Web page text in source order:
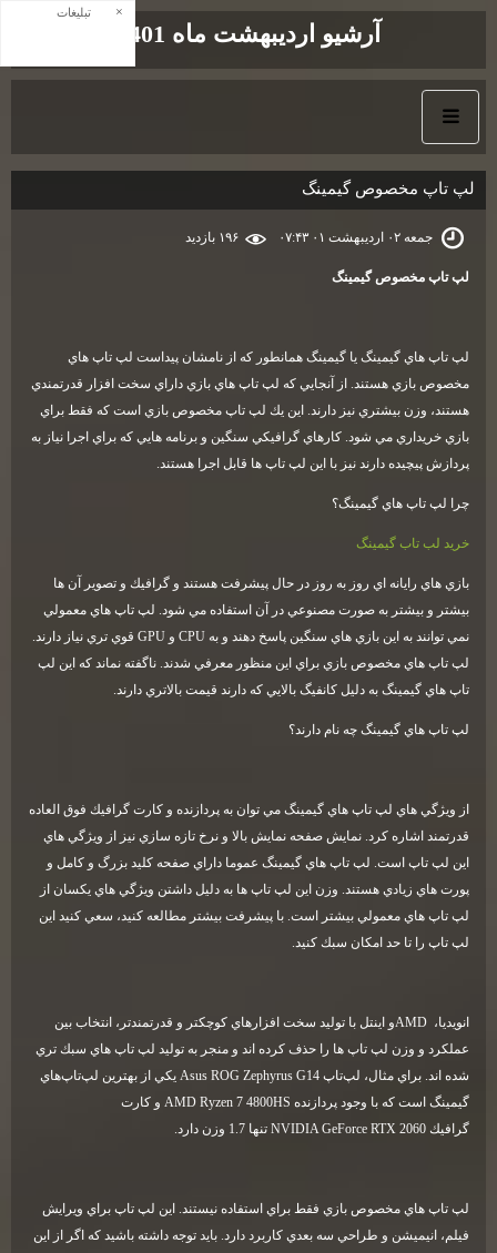
آرشیو اردیبهشت ماه 1401
لپ تاپ مخصوص گيمينگ
جمعه ۰۲ اردیبهشت ۰۱ ۰۷:۴۳
لپ تاپ مخصوص گيمينگ
لپ تاپ هاي گيمينگ يا گيمينگ همانطور كه از نامشان پيداست لپ تاپ هاي
مخصوص بازي هستند. از آنجايي كه لپ تاپ هاي بازي داراي سخت افزار قدرتمندي
هستند، وزن بيشتري نيز دارند. اين يك لپ تاپ مخصوص بازي است كه فقط براي
بازي خريداري مي شود. كارهاي گرافيكي سنگين و برنامه هايي كه براي اجرا نياز به
پردازش پيچيده دارند نيز با اين لپ تاپ ها قابل اجرا هستند.
چرا لپ تاپ هاي گيمينگ؟
خريد لب تاب گيمينگ
بازي هاي رايانه اي روز به روز در حال پيشرفت هستند و گرافيك و تصوير آن ها
بيشتر و بيشتر به صورت مصنوعي در آن استفاده مي شود. لپ تاپ هاي معمولي
نمي توانند به اين بازي هاي سنگين پاسخ دهند و به CPU و GPU قوي تري نياز دارند.
لپ تاپ هاي مخصوص بازي براي اين منظور معرفي شدند. ناگفته نماند كه اين لپ
تاپ هاي گيمينگ به دليل كانفيگ بالايي كه دارند قيمت بالاتري دارند.
لپ تاپ هاي گيمينگ چه نام دارند؟
از ويژگي هاي لپ تاپ هاي گيمينگ مي توان به پردازنده و كارت گرافيك فوق العاده
قدرتمند اشاره كرد. نمايش صفحه نمايش بالا و نرخ تازه سازي نيز از ويژگي هاي
اين لپ تاپ است. لپ تاپ هاي گيمينگ عموما داراي صفحه كليد بزرگ و كامل و
پورت هاي زيادي هستند. وزن اين لپ تاپ ها به دليل داشتن ويژگي هاي يكسان از
لپ تاپ هاي معمولي بيشتر است. با پيشرفت بيشتر مطالعه كنيد، سعي كنيد اين
لپ تاپ را تا حد امكان سبك كنيد.
انويديا، AMDو اينتل با توليد سخت افزارهاي كوچكتر و قدرتمندتر، انتخاب بين
عملكرد و وزن لپ تاپ ها را حذف كرده اند و منجر به توليد لپ تاپ هاي سبك تري
شده اند. براي مثال، لپ‌تاپ Asus ROG Zephyrus G14 يكي از بهترين لپ‌تاپ‌هاي
گيمينگ است كه با وجود پردازنده AMD Ryzen 7 4800HS و كارت
گرافيك NVIDIA GeForce RTX 2060 تنها 1.7 وزن دارد .
لپ تاپ هاي مخصوص بازي فقط براي استفاده نيستند. اين لپ تاپ براي ويرايش
فيلم، انيميشن و طراحي سه بعدي كاربرد دارد. بايد توجه داشته باشيد كه اگر از اين
تبلیغات ×